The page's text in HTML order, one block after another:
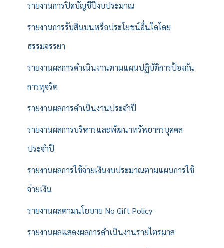
รายงานการปิดบัญชีปีงบประมาณ
รายงานการรับสินบนหรือประโยชน์อื่นใดโดย
ธรรมจรรยา
รายงานผลการดำเนินงานตามแผนปฏิบัติการป้องกัน
การทุจริต
รายงานผลการดำเนินงานประจำปี
รายงานผลการบริหารและพัฒนาทรัพยากรบุคคล
ประจำปี
รายงานผลการใช้จ่ายเงินงบประมาณตามแผนการใช้
จ่ายเงิน
รายงานผลตามนโยบาย No Gift Policy
รายงานผลแสดงผลการดำเนินงานรายไตรมาส